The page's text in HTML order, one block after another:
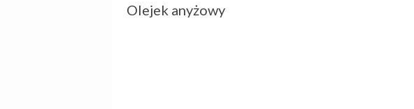
Olejek anyżowy